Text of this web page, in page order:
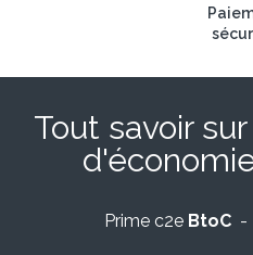
Tout savoir
Prime c2e BtoC-